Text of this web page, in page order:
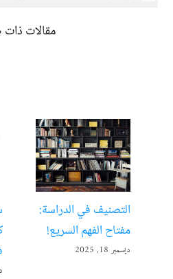
مقالات
التصنيف في الدراسة:
مفتاح الفهم السريع!
ديسمبر 18, 2025